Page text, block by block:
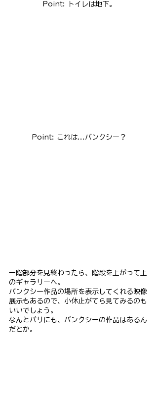
Point: トイレは地下。
Point: これは...バンクシー？
一階部分を見終わったら、階段を上がって上
のギャラリーへ。
バンクシー作品の場所を表示してくれる映像
展示もあるので、小休止がてら見てみるのも
いいでしょう。
なんとパリにも、バンクシーの作品はあるん
だとか。